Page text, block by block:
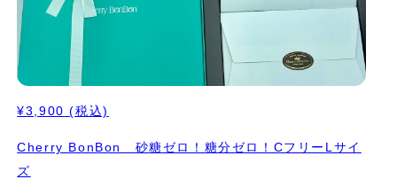
¥3,900 (税込)
Cherry BonBon 砂糖ゼロ！糖分ゼロ！CフリーLサイ
ズ